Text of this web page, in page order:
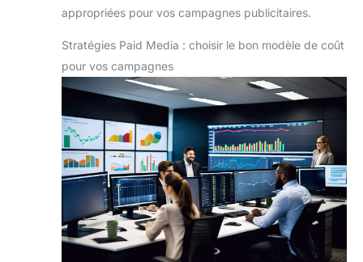
appropriées pour vos campagnes publicitaires.
Stratégies Paid Media : choisir le bon modèle de coût
pour vos campagnes